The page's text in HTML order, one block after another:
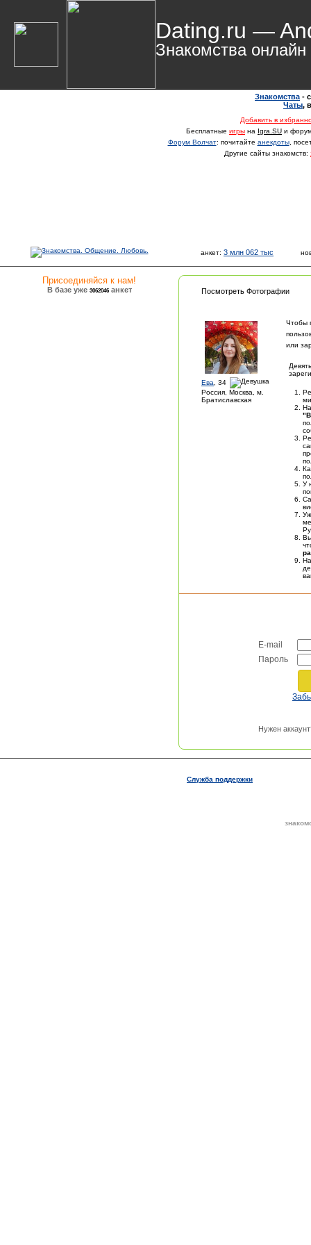
Dating.ru —
Знакомства онлайн
Знакомства -
Чаты,
Добавить в
Бесплатные игры на Igra.SU и
Форум Волчат: почитайте анекдоты,
Другие сайты знакомств:
анкет: 3 млн 062 тыс
Присоединяйся к нам!
В базе уже 3062046анкет Посмотреть Фотографии
Ева , 34
Россия, Москва, м.
Братиславская
Чтобы
или
У
E-mail
Пароль
Нужен
Служба поддержки